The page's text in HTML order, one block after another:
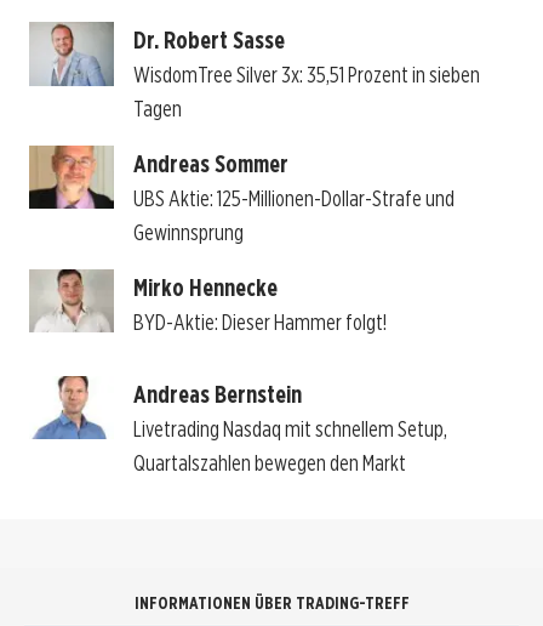
Dr. Robert Sasse
WisdomTree Silver 3x: 35,51 Prozent in sieben
Tagen
Andreas Sommer
UBS Aktie: 125-Millionen-Dollar-Strafe und
Gewinnsprung
Mirko Hennecke
BYD-Aktie: Dieser Hammer folgt!
Andreas Bernstein
Livetrading Nasdaq mit schnellem Setup,
Quartalszahlen bewegen den Markt
INFORMATIONEN ÜBER TRADING-TREFF